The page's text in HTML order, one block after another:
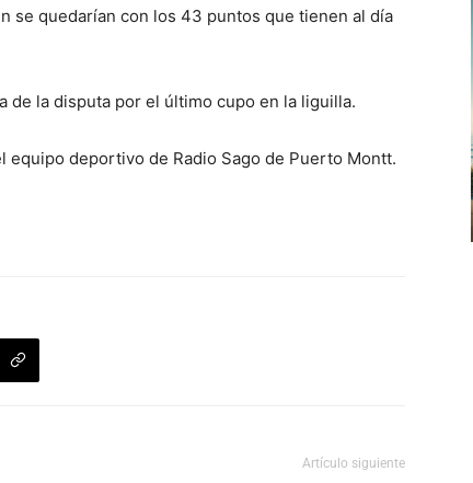
se quedarían con los 43 puntos que tienen al día
la disputa por el último cupo en la liguilla.
deportivo de Radio Sago de Puerto Montt.
Artículo siguiente